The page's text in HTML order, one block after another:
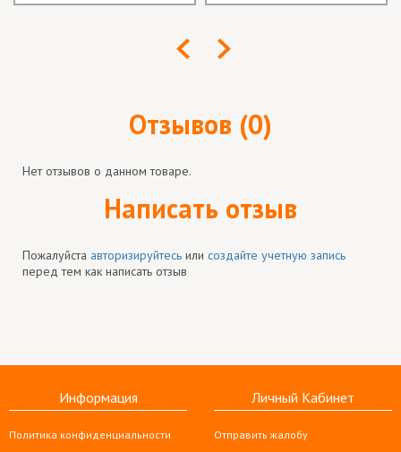
Отзывов (0)
Нет отзывов о данном товаре.
Написать отзыв
Пожалуйста авторизируйтесь или создайте учетную запись
перед тем как написать отзыв
Информация
Политика конфиденциальности
Личный Кабинет
Отправить жалобу